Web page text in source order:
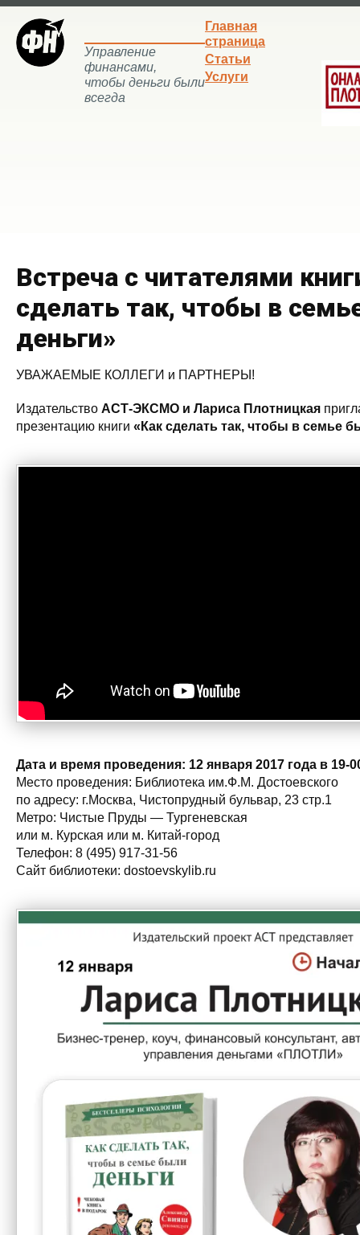
Управление
финансами,
чтобы деньги были
всегда
Главная
страница
Статьи
Услуги
Встреча с читателями
сделать так, чтобы в
деньги»
УВАЖАЕМЫЕ КОЛЛЕГИ и ПАРТНЕРЫ!
Издательство АСТ-ЭКСМО и Лариса Плотницкая
презентацию книги «Как сделать так, чтобы в семье
Дата и время проведения: 12 января 2017 года в 19-
Место проведения: Библиотека им.Ф.М. Достоевского
по адресу: г.Москва, Чистопрудный бульвар, 23 стр.1
Метро: Чистые Пруды — Тургеневская
или м. Курская или м. Китай-город
Телефон: 8 (495) 917-31-56
Сайт библиотеки: dostoevskylib.ru